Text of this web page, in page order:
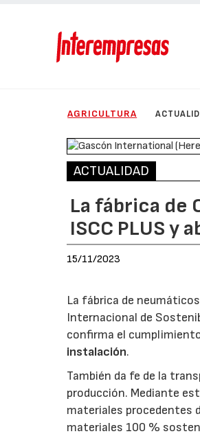
AGRICULTURA
ACTUALIDAD
La fábrica de
ISCC PLUS y
15/11/2023
La fábrica de
Internacional de
confirma el
instalación.
También da fe de la
producción. Mediante
materiales procedentes
materiales 100 %